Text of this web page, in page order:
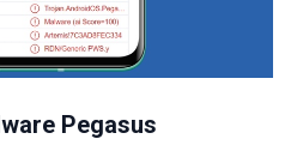
Pegasus